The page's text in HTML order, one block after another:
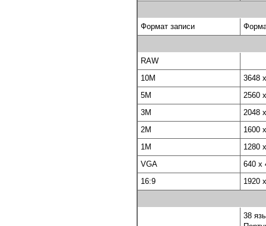
Формат записи
RAW
10M
3648
5M
2560
3M
2048
2M
1600
1M
1280
VGA
640 x
16:9
1920
38